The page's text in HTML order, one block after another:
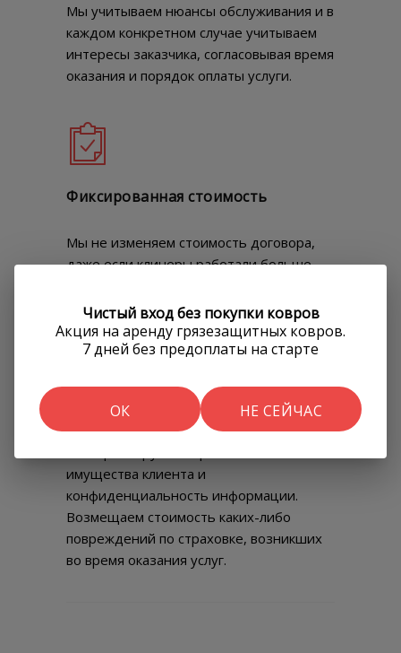
Мы учитываем нюансы обслуживания и в
каждом конкретном случае учитываем
интересы заказчика, согласовывая время
оказания и порядок оплаты услуги.
Фиксированная стоимость
Мы не изменяем стоимость договора,
даже если клинеры работали больше
Страхование вашего имущества
имущества клиента и
конфиденциальность информации.
Возмещаем стоимость каких-либо
повреждений по страховке, возникших
во время оказания услуг.
Чистый вход без покупки ковров
Акция на аренду грязезащитных ковров.
7 дней без предоплаты на старте
ОК НЕ СЕЙЧАС